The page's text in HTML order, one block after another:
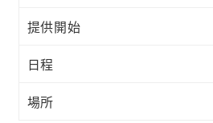
提供開始
日程
場所